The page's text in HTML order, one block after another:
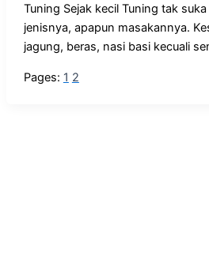
Tuning Sejak kecil Tuning tak
jenisnya, apapun masakannya.
jagung, beras, nasi basi kecuali
Pages: 1 2